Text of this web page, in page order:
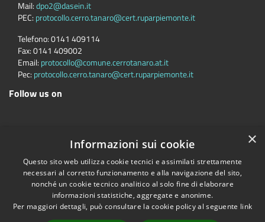
Mail:dpo2@dasein.it
PEC: protocollo.cerro.tanaro@cert.ruparpiemonte.it
Telefono:0141 409114
Fax:0141 409002
Email: protocollo@comune.cerrotanaro.at.it
Pec: protocollo.cerro.tanaro@cert.ruparpiemonte.it
Follow us on
Accessibility Privacy Cookie Sitemap
Dichiarazione di accessibilità
Comune convenzionatoAstigov
Progetto |Convenzione|Adesioni
×
Informazioni sui cookie
Questo sito web utilizza cookie tecnici e assimilati strettamente
necessari al corretto funzionamento e alla navigazione del sito,
nonché un cookie tecnico analitico al solo fine di elaborare
informazioni statistiche, aggregate e anonime.
Per maggiori dettagli, può consultare la cookie policy al seguente link